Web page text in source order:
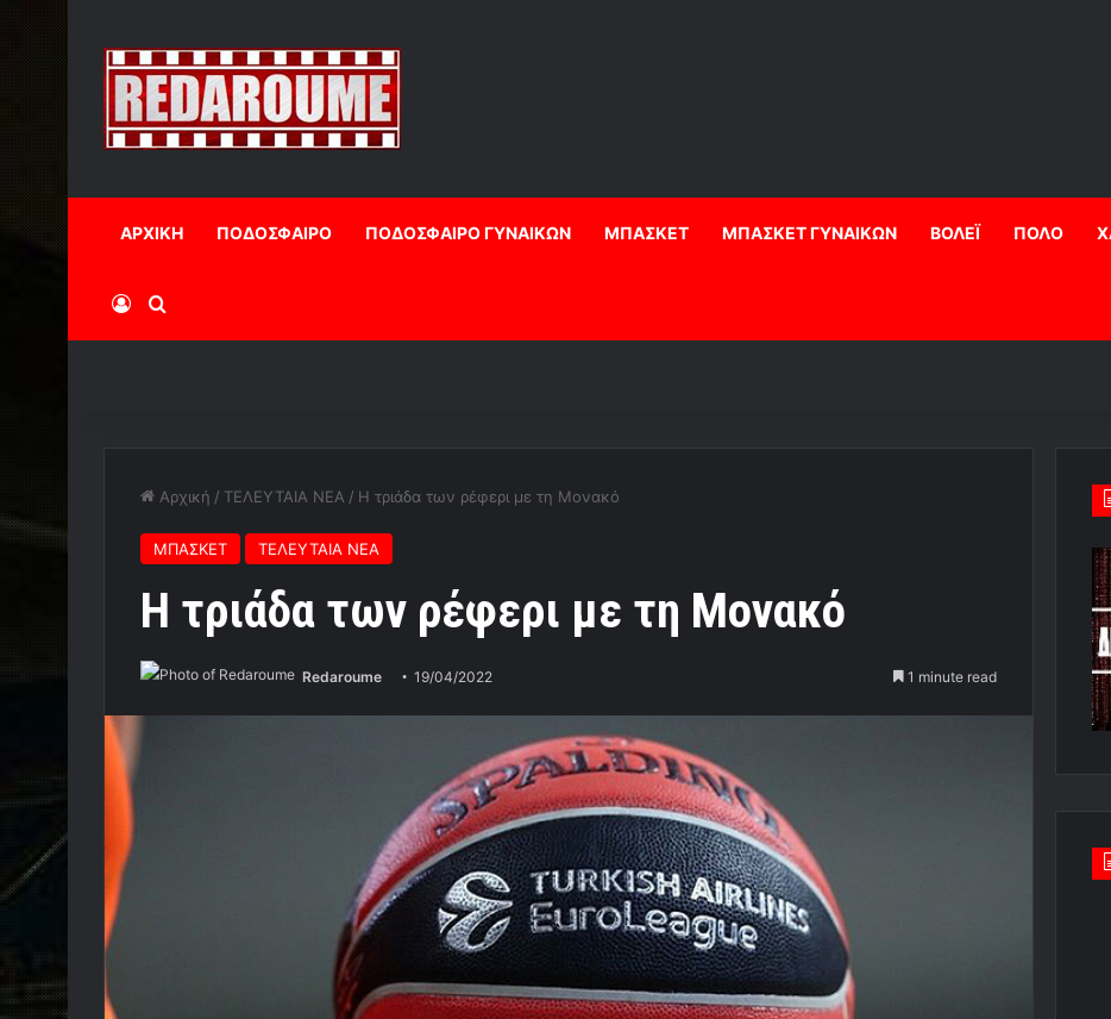
ΑΡΧΙΚΗ ΠΟΔΟΣΦΑΙΡΟ ΠΟΔΟΣΦΑΙΡΟ ΓΥΝΑΙΚΩΝ ΜΠΑΣΚΕΤ ΜΠΑΣΚΕΤ ΓΥΝΑΙΚΩΝ ΒΟΛΕΪ ΠΟΛΟ
Log InΑναζήτηση
Αρχική / ΤΕΛΕΥΤΑΙΑ ΝΕΑ / Η τριάδα των ρέφερι με τη Μονακό
ΜΠΑΣΚΕΤ ΤΕΛΕΥΤΑΙΑ ΝΕΑ
Η τριάδα των ρέφερι με τη Μονακό
Redaroume 19/04/2022 1 minute read